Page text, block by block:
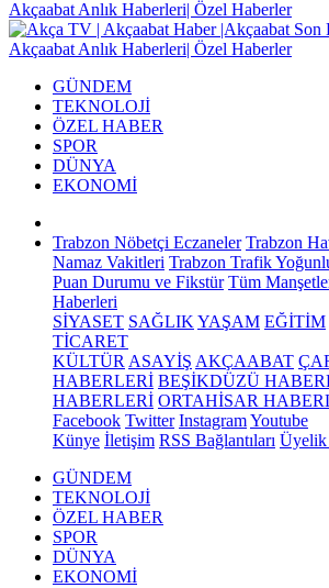
GÜNDEM
TEKNOLOJİ
ÖZEL HABER
SPOR
DÜNYA
EKONOMİ
Trabzon Nöbetçi Eczaneler Trabzon
Namaz Vakitleri Trabzon Trafik
Puan Durumu ve Fikstür Tüm
Haberleri
SİYASET SAĞLIK YAŞAM EĞİTİM
TİCARET
KÜLTÜR ASAYİŞ AKÇAABAT
HABERLERİ BEŞİKDÜZÜ
HABERLERİ ORTAHİSAR
Facebook Twitter InstagramYoutube
Künye İletişim RSS Bağlantıları
GÜNDEM
TEKNOLOJİ
ÖZEL HABER
SPOR
DÜNYA
EKONOMİ